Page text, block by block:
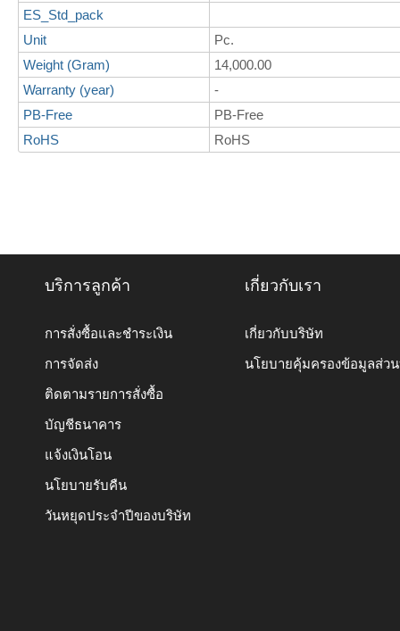
ES_Std_pack
Unit
Pc.
Weight (Gram)
14,000.00
Warranty (year)
-
PB-Free
PB-Free
RoHS
RoHS
บริการลูกค้า
การสั่งซื้อและชำระเงิน
การจัดส่ง
ติดตามรายการสั่งซื้อ
บัญชีธนาคาร
แจ้งเงินโอน
นโยบายรับคืน
วันหยุดประจำปีของบริษัท
เกี่ยวกับเรา
เกี่ยวกับบริษัท
นโยบายคุ้มครองข้อมูลส่ว